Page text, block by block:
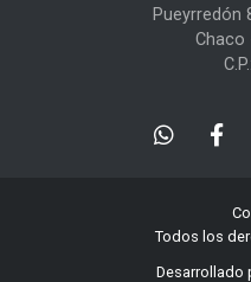
Pueyrredón
Chaco
Todos los
Desarrollado